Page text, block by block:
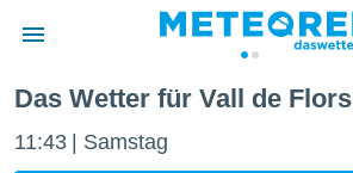
Das Wetter für Vall de Flors
11:43 Samstag